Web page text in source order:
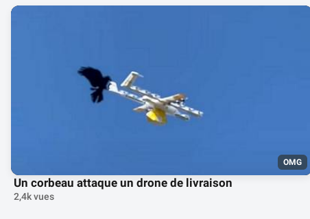
OMG
Un corbeau attaque un drone de livraison
2,4k vues